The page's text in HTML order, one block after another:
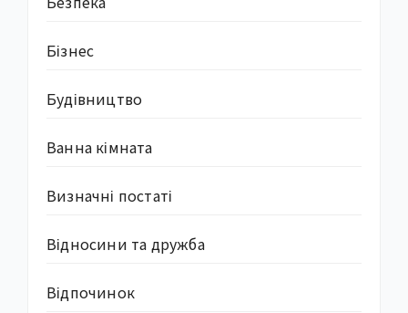
Бізнес
Будівництво
Ванна кімната
Визначні постаті
Відносини та дружба
Відпочинок